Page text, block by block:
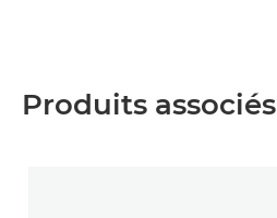
Produits associés